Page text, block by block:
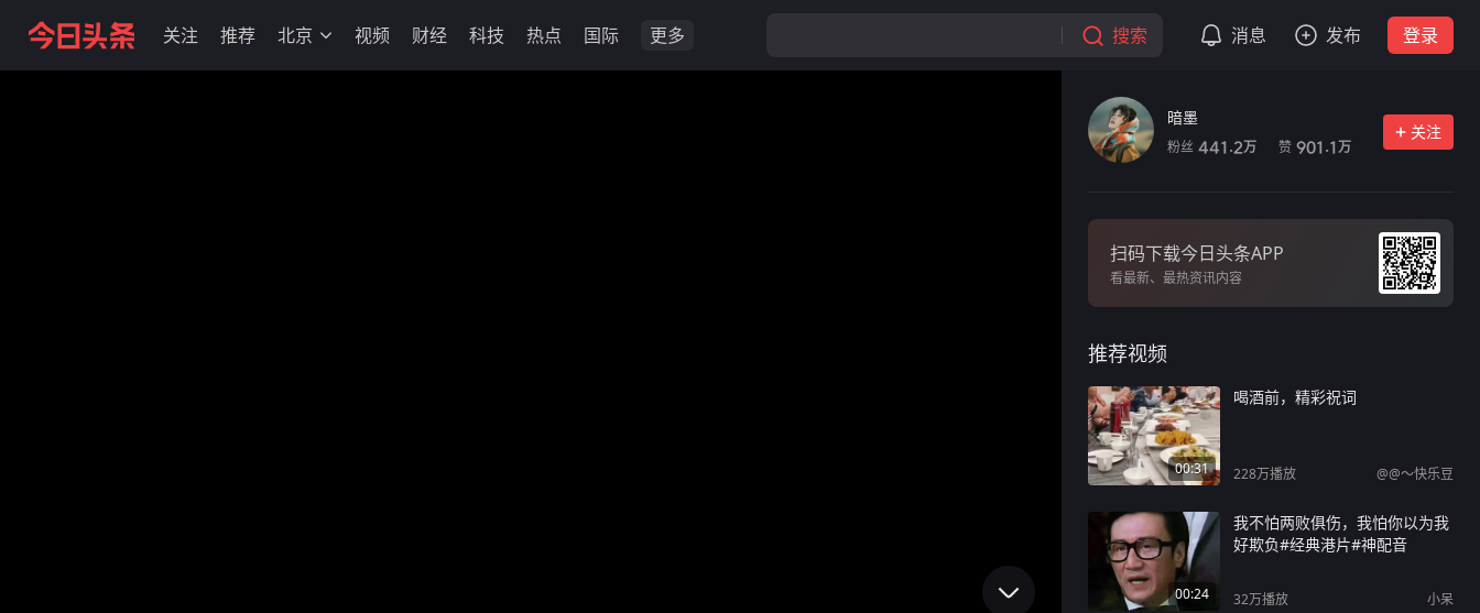
关注 推荐 北京 视频 财经 科技 热点 国际 更多 搜索 消息 发布 登录
暗墨
粉丝 441.2万 赞 901.1万
关注
扫码下载今日头条APP
看最新、最热资讯内容
推荐视频
00:31
喝酒前，精彩祝词
228万播放 @@～快乐豆
00:24
我不怕两败俱伤，我怕你以为我
好欺负#经典港片#神配音
32万播放 小呆